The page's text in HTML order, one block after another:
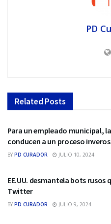
PD
Related Posts
REDES SOCIALES
Para un empleado municipal,
conducen a un proceso
BY PD CURADOR JULIO 10, 2024
REDES SOCIALES
EE.UU. desmantela bots
Twitter
BY PD CURADOR JULIO 9, 2024
REDES SOCIALES